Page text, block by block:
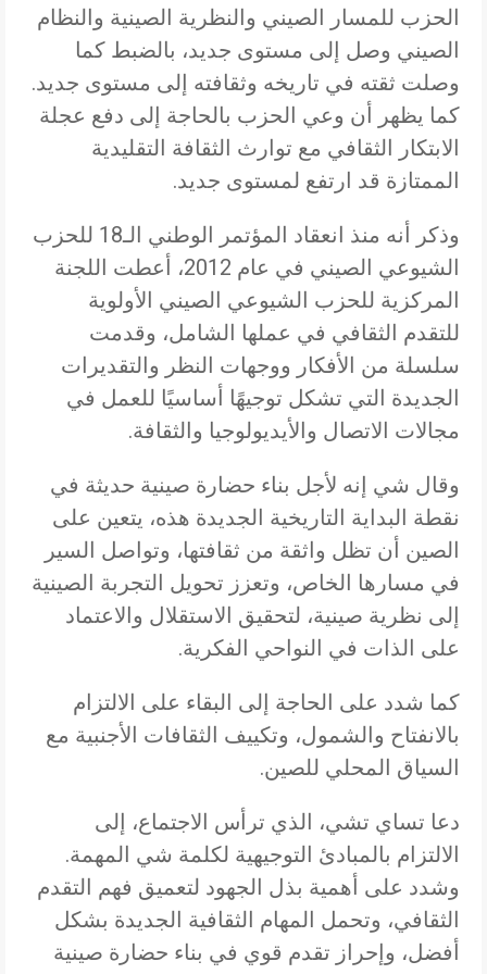
الحزب للمسار الصيني والنظرية الصينية والنظام
الصيني وصل إلى مستوى جديد، بالضبط كما
وصلت ثقته في تاريخه وثقافته إلى مستوى جديد.
كما يظهر أن وعي الحزب بالحاجة إلى دفع عجلة
الابتكار الثقافي مع توارث الثقافة التقليدية
الممتازة قد ارتفع لمستوى جديد.
وذكر أنه منذ انعقاد المؤتمر الوطني الـ18 للحزب
الشيوعي الصيني في عام 2012، أعطت اللجنة
المركزية للحزب الشيوعي الصيني الأولوية
للتقدم الثقافي في عملها الشامل، وقدمت
سلسلة من الأفكار ووجهات النظر والتقديرات
الجديدة التي تشكل توجيهًا أساسيًا للعمل في
مجالات الاتصال والأيديولوجيا والثقافة.
وقال شي إنه لأجل بناء حضارة صينية حديثة في
نقطة البداية التاريخية الجديدة هذه، يتعين على
الصين أن تظل واثقة من ثقافتها، وتواصل السير
في مسارها الخاص، وتعزز تحويل التجربة الصينية
إلى نظرية صينية، لتحقيق الاستقلال والاعتماد
على الذات في النواحي الفكرية.
كما شدد على الحاجة إلى البقاء على الالتزام
بالانفتاح والشمول، وتكييف الثقافات الأجنبية مع
السياق المحلي للصين.
دعا تساي تشي، الذي ترأس الاجتماع، إلى
الالتزام بالمبادئ التوجيهية لكلمة شي المهمة.
وشدد على أهمية بذل الجهود لتعميق فهم التقدم
الثقافي، وتحمل المهام الثقافية الجديدة بشكل
أفضل، وإحراز تقدم قوي في بناء حضارة صينية